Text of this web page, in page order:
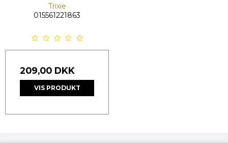
Trixie
015561221863
209,00 DKK
VIS PRODUKT